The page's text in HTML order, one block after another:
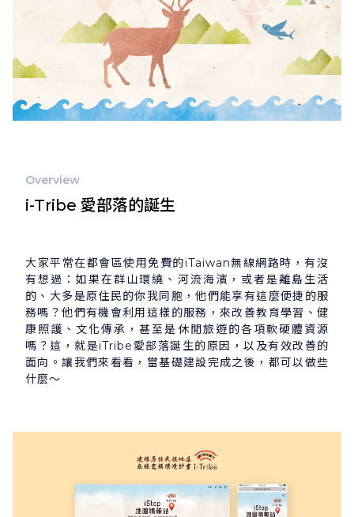
Overview
i-Tribe 愛部落的誕生
大家平常在都會區使用免費的iTaiwan無線網路時，有沒
有想過：如果在群山環繞、河流海濱，或者是離島生活
的、大多是原住民的你我同胞，他們能享有這麼便捷的服
務嗎？他們有機會利用這樣的服務，來改善教育學習、健
康照護、文化傳承，甚至是休閒旅遊的各項軟硬體資源
嗎？這，就是iTribe愛部落誕生的原因，以及有效改善的
面向。讓我們來看看，當基礎建設完成之後，都可以做些
什麼～